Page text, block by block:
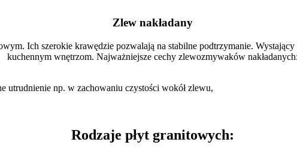
Zlew nakładany
Ich szerokie krawędzie pozwalają na stabilne podtrzymanie.
kuchennym wnętrzom. Najważniejsze cechy zlewozmywaków nakładanych:
utrudnienie np. w zachowaniu czystości wokół zlewu,
Rodzaje płyt granitowych: